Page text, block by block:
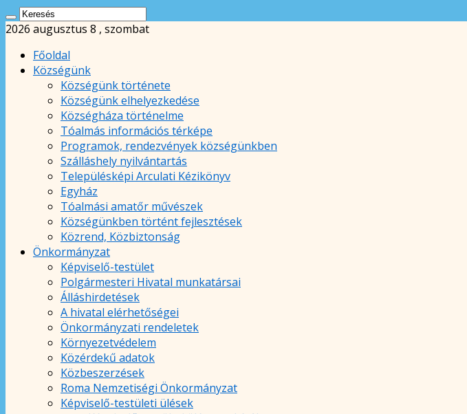
2026 augusztus 8 , szombat
Főoldal
Községünk
Községünk története
Községünk elhelyezkedése
Községháza történelme
Tóalmás információs térképe
Programok, rendezvények községünkben
Szálláshely nyilvántartás
Településképi Arculati Kézikönyv
Egyház
Tóalmási amatőr művészek
Községünkben történt fejlesztések
Közrend, Közbiztonság
Önkormányzat
Képviselő-testület
Polgármesteri Hivatal munkatársai
Álláshirdetések
A hivatal elérhetőségei
Önkormányzati rendeletek
Környezetvédelem
Közérdekű adatok
Közbeszerzések
Roma Nemzetiségi Önkormányzat
Képviselő-testületi ülések